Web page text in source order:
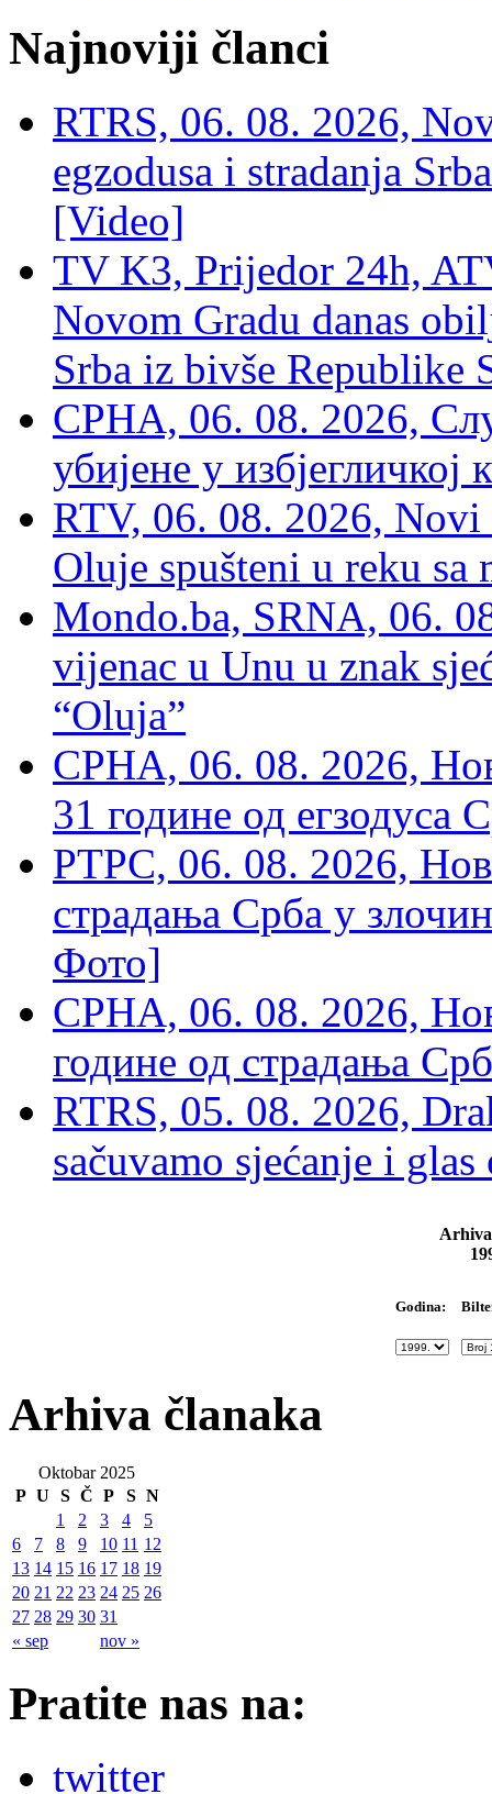
Najnoviji članci
RTRS, 06. 08. 2026,
egzodusa i stradanja
[Video]
TV K3, Prijedor 24h,
Novom Gradu danas
Srba iz bivše Republike
СРНА, 06. 08. 2026,
убијене у избјегличкој
RTV, 06. 08. 2026, Novi
Oluje spušteni u reku sa
Mondo.ba, SRNA, 06.
vijenac u Unu u znak
“Oluja”
СРНА, 06. 08. 2026,
31 године од егзодуса
РТРС, 06. 08. 2026,
страдања Срба у
Фото]
СРНА, 06. 08. 2026,
године од страдања
RTRS, 05. 08. 2026,
sačuvamo sjećanje i
Godina:
Arhiva članaka
Oktobar 2025
P U S Č P S N
« sep nov »
1 2 3 4
5
6
7 8 9 10 11 12
13 14 15 16 17 18 19
20 21 22 23 24 25 26
27 28 29 30 31
Pratite nas na:
twitter